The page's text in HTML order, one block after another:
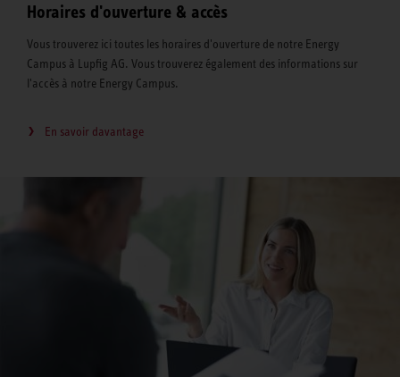
Horaires d'ouverture & accès
Vous trouverez ici toutes les horaires d'ouverture de notre Energy
Campus à Lupfig AG. Vous trouverez également des informations sur
l'accès à notre Energy Campus.
En savoir davantage